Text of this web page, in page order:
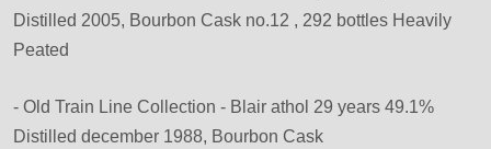
Distilled 2005, Bourbon Cask no.12 , 292 bottles Heavily
Peated
- Old Train Line Collection - Blair athol 29 years 49.1%
Distilled december 1988, Bourbon Cask